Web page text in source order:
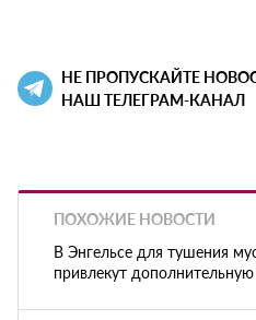
НЕ ПРОПУСКАЙТЕ
НАШ ТЕЛЕГРАМ-КАНАЛ
ПОХОЖИЕ НОВОСТИ
В Энгельсе для тушения
привлекут